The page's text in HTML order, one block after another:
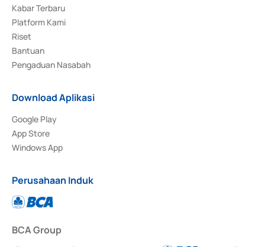
Kabar Terbaru
Platform Kami
Riset
Bantuan
Pengaduan Nasabah
Download Aplikasi
Google Play
App Store
Windows App
Perusahaan Induk
BCA Group